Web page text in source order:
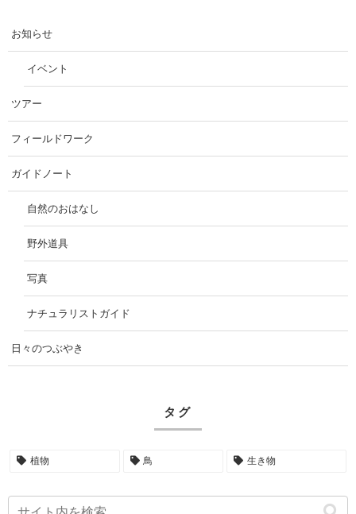
お知らせ
イベント
ツアー
フィールドワーク
ガイドノート
自然のおはなし
野外道具
写真
ナチュラリストガイド
日々のつぶやき
タグ
植物 鳥 生き物